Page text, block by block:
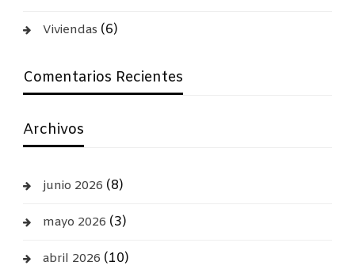
Viviendas (6)
Comentarios Recientes
Archivos
junio 2026 (8)
mayo 2026 (3)
abril 2026 (10)